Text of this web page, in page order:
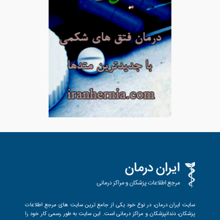
سایت ایران درمان، در نوع خود یکی از جامع ترین سایت های مرجع اطلاعات
پزشکان، دندانپزشکان و مراکز درمانی است. این سایت به طور رسمی کار خود را